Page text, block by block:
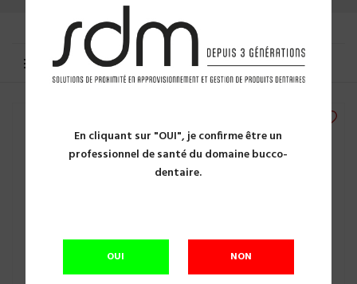
En cliquant sur "OUI", je confirme être un
professionnel de santé du domaine bucco-
dentaire.
OUI NON
MENU